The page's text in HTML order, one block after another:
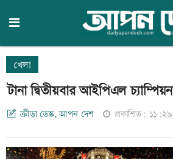
খেলা
টানা দ্বিতীয়বার আইপিএল
ক্রীড়া ডেস্ক, আপন দেশ প্রকাশিত: